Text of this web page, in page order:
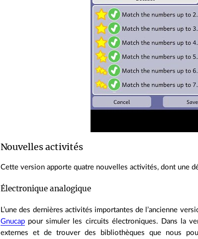
Nouvelles activités
Cette version apporte quatre nouvelles activités, dont une
Électronique analogique
L’une des dernières activités importantes de l’ancienne
Gnucap pour simuler les circuits électroniques. Dans la
externes et de trouver des bibliothèques que nous